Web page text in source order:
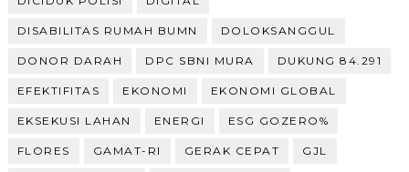
DISABILITAS RUMAH BUMN DOLOKSANGGUL
DONOR DARAH DPC SBNI MURA DUKUNG 84.291
EFEKTIFITAS EKONOMI EKONOMI GLOBAL
EKSEKUSI LAHAN ENERGI ESG GOZERO%
FLORES GAMAT-RI GERAK CEPAT GJL